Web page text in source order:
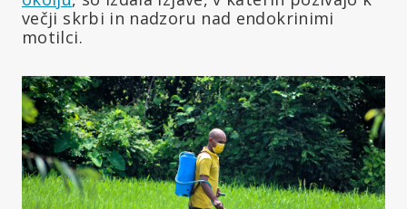
večji skrbi in nadzoru nad endokrinimi
motilci.